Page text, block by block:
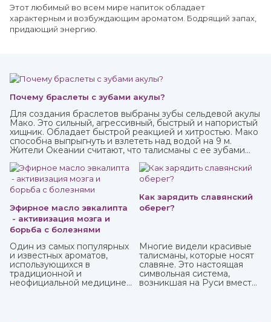
Этот любимый во всем мире напиток обладает
характерным и возбуждающим ароматом. Бодрящий запах,
придающий энергию.
Почему браслеты с зубами акулы?
Для создания браслетов выбраны зубы сельдевой акулы
Мако. Это сильный, агрессивный, быстрый и напористый
хищник. Обладает быстрой реакцией и хитростью. Мако
способна выпрыгнуть и взлететь над водой на 9 м.
Жители Океании считают, что талисманы с ее зубами
Эфирное масло эвкалипта
- активизация мозга и
борьба с болезнями
Один из самых популярных
и известных ароматов,
использующихся в
традиционной и
неофициальной медицине,
Как зарядить славянский
оберег?
Многие видели красивые
талисманы, которые носят
славяне. Это настоящая
символьная система,
возникшая на Руси вместе